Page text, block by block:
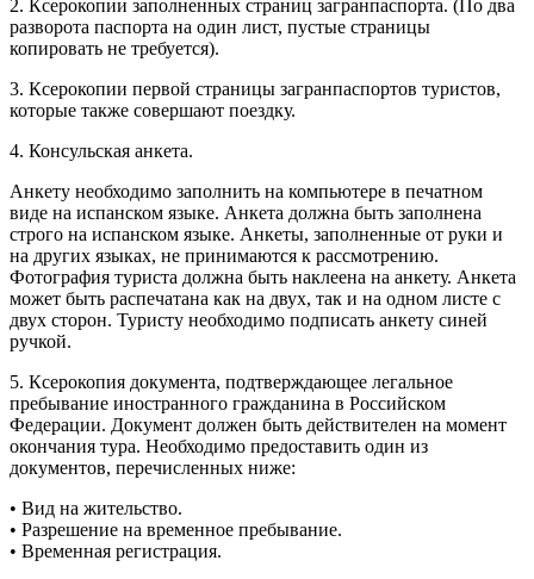
2. Ксерокопии заполненных страниц загранпаспорта. (По два
разворота паспорта на один лист, пустые страницы
копировать не требуется).
3. Ксерокопии первой страницы загранпаспортов туристов,
которые также совершают поездку.
4. Консульская анкета.
Анкету необходимо заполнить на компьютере в печатном
виде на испанском языке. Анкета должна быть заполнена
строго на испанском языке. Анкеты, заполненные от руки и
на других языках, не принимаются к рассмотрению.
Фотография туриста должна быть наклеена на анкету. Анкета
может быть распечатана как на двух, так и на одном листе с
двух сторон. Туристу необходимо подписать анкету синей
ручкой.
5. Ксерокопия документа, подтверждающее легальное
пребывание иностранного гражданина в Российском
Федерации. Документ должен быть действителен на момент
окончания тура. Необходимо предоставить один из
документов, перечисленных ниже:
• Вид на жительство.
• Разрешение на временное пребывание.
• Временная регистрация.